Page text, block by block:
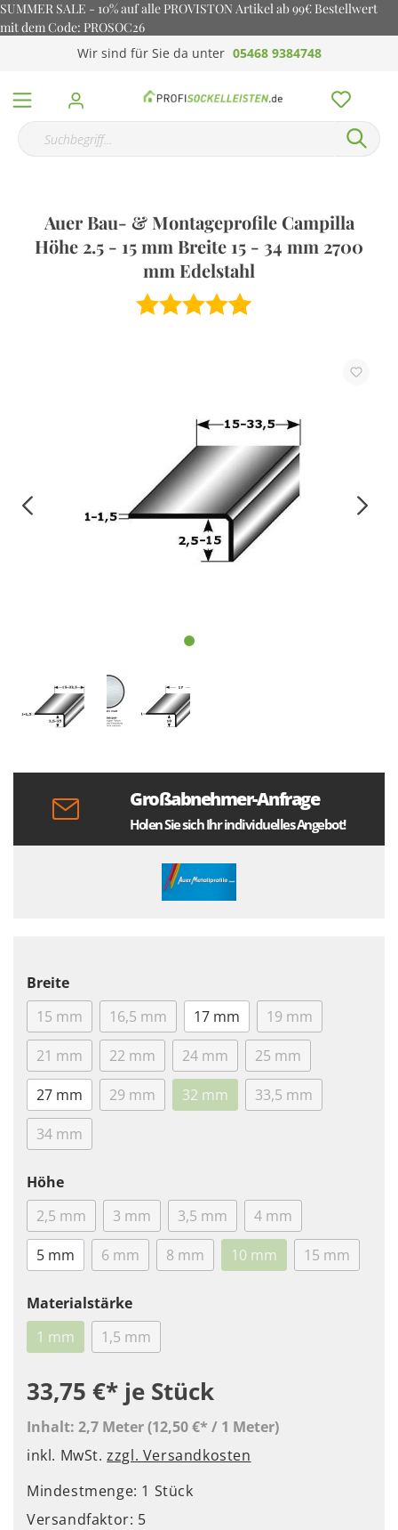
SUMMER SALE - 10% auf alle PROVISTON Artikel ab 99€ Bestellwert
mit dem Code: PROSOC26
Wir sind für Sie da unter 05468 9384748
Auer Bau- & Montageprofile Campilla
Höhe 2.5 - 15 mm Breite 15 - 34 mm 2700
mm Edelstahl
Großabnehmer-Anfrage
Holen Sie sich Ihr individuelles Angebot!
Breite
15 mm
16,5 mm 17 mm
19 mm
21 mm
22 mm 24 mm
25 mm
27 mm
29 mm 32 mm
33,5 mm
34 mm
Höhe
2,5 mm
3 mm 3,5 mm
4 mm
5 mm
6 mm 8 mm 10 mm 15 mm
Materialstärke
1 mm
1,5 mm
33,75 €* je Stück
Inhalt: 2,7 Meter(12,50 €* / 1 Meter)
inkl. MwSt.zzgl. Versandkosten
Mindestmenge: 1 Stück
Versandfaktor: 5